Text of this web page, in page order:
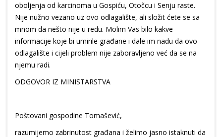
oboljenja od karcinoma u Gospiću, Otočcu i Senju raste.
Nije nužno vezano uz ovo odlagalište, ali složit ćete se sa
mnom da nešto nije u redu. Molim Vas bilo kakve
informacije koje bi umirile građane i dale im nadu da ovo
odlagalište i cijeli problem nije zaboravljeno već da se na
njemu radi.
ODGOVOR IZ MINISTARSTVA
Poštovani gospodine Tomašević,
razumijemo zabrinutost građana i želimo jasno istaknuti da